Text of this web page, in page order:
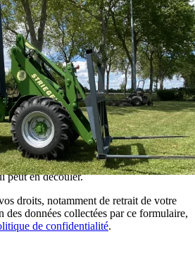
j'accepte que les informations
le cadre de la demande de devis et de
peut en découler.
droits, notamment de retrait de votre
des données collectées par ce formulaire,
de confidentialité.